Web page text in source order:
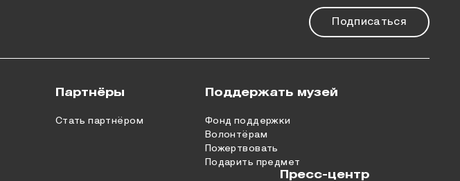
Подписаться
Партнёры
Стать партнёром
Поддержать музей
Фонд поддержки
Волонтёрам
Пожертвовать
Подарить предмет
Пресс-центр